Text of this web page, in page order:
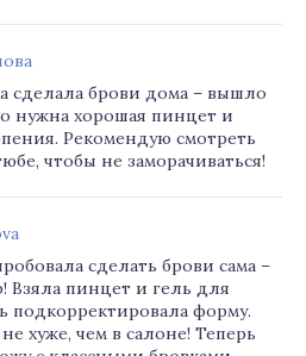
сделала брови дома – вышло
нужна хорошая пинцет и
Рекомендую смотреть
чтобы не заморачиваться!
сделать брови сама –
Взяла пинцет и гель для
подкорректировала форму.
хуже, чем в салоне! Теперь